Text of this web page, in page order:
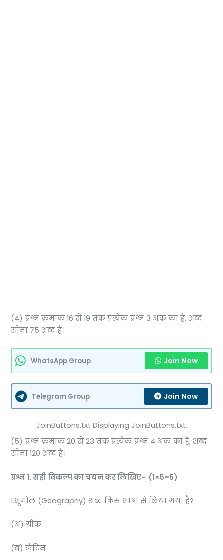
(4) प्रश्न क्रमांक 16 से 19 तक प्रत्येक प्रश्न 3 अंक का है, शब्द
सीमा 75 शब्द है।
WhatsApp Group Join Now
Telegram Group Join Now
JoinButtons.txt Displaying JoinButtons.txt.
(5) प्रश्न क्रमांक 20 से 23 तक प्रत्येक प्रश्न 4 अंक का है, शब्द
सीमा 120 शब्द है।
प्रश्न 1. सही विकल्प का चयन कर लिखिए- (1×5=5)
1.भूगोल (Geography) शब्द किस भाषा से लिया गया है?
(अ) ग्रीक
(ब) लैटिन